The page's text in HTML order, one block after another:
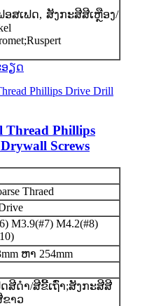
ອສເຟດ, ສັງກະສີສີເຫຼືອງ/
ຽດ
Thread Phillips
Screws
Thraed
M3.9(#7) M4.2(#8)
ຫາ 254mm
ສີດໍາ/ສີຂີ້ເຖົ່າ;ສັງກະສີສີ
ຂາວ